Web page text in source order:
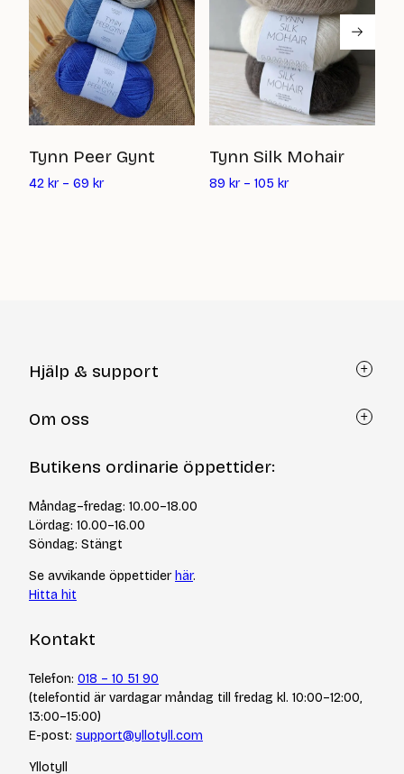
Tynn Peer Gynt
42 kr – 69 kr
Tynn Silk Mohair
89 kr – 105 kr
Hjälp & support
Återköp via formulär
Frågor och svar
Integritetspolicy
Om oss
Kurser & events
Tips & tekniker
Varumärken
Jobba hos oss
Butikens ordinarie öppettider:
Måndag–fredag: 10.00–18.00
Lördag: 10.00–16.00
Söndag: Stängt
Se avvikande öppettider här.
Hitta hit
Kontakt
Telefon: 018 – 10 51 90
(telefontid är vardagar måndag till fredag kl. 10:00–12:00,
13:00–15:00)
E-post: support@yllotyll.com
Yllotyll